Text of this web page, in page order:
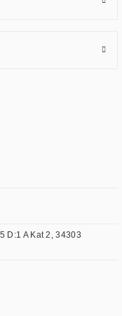
D:1 A Kat 2, 34303